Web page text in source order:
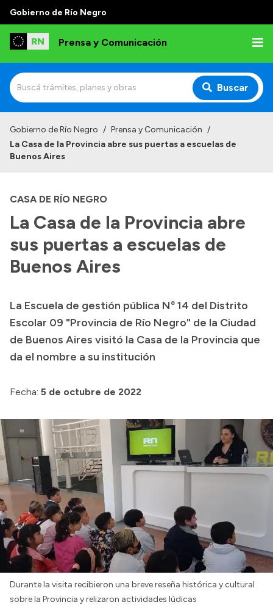
Gobierno de Río Negro
Prensa y Comunicación
Buscar
Institucional
Referentes de prensa
Archivo de noticias
Transparencia
Boletín Oficial
Compras y licitaciones
Consulta de expedientes
Convocatorias
Login
Gobierno de Río Negro / Prensa y Comunicación /
La Casa de la Provincia abre sus puertas a escuelas de
Buenos Aires
CASA DE RÍO NEGRO
La Casa de la Provincia abre
sus puertas a escuelas de
Buenos Aires
La Escuela de gestión pública Nº 14 del Distrito
Escolar 09 "Provincia de Río Negro" de la Ciudad
de Buenos Aires visitó la Casa de la Provincia que
da el nombre a su institución
Fecha: 5 de octubre de 2022
Durante la visita recibieron una breve reseña histórica y cultural
sobre la Provincia y relizaron actividades lúdicas